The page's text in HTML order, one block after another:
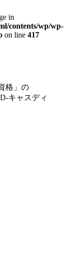
in
contents/wp/wp-
on line 417
格」の
キャスディ